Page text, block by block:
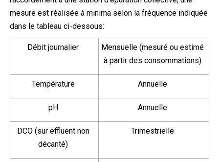
mesure est réalisée à minima selon la fréquence indiquée
dans le tableau ci-dessous:
Débit journalier
Mensuelle (mesuré ou estimé
à partir des consommations)
Température Annuelle
pH Annuelle
DCO (sur effluent non
décanté)
Trimestrielle